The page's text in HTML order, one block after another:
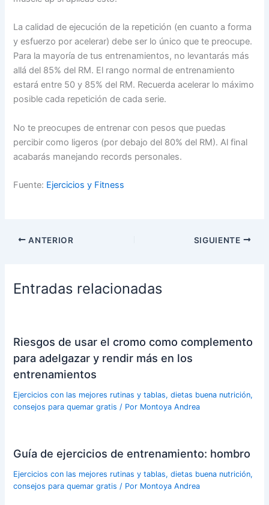
La calidad de ejecución de la repetición (en cuanto a forma
y esfuerzo por acelerar) debe ser lo único que te preocupe.
Para la mayoría de tus entrenamientos, no levantarás más
allá del 85% del RM. El rango normal de entrenamiento
estará entre 50 y 85% del RM. Recuerda acelerar lo máximo
posible cada repetición de cada serie.
No te preocupes de entrenar con pesos que puedas
percibir como ligeros (por debajo del 80% del RM). Al final
acabarás manejando records personales.
Fuente: Ejercicios y Fitness
ANTERIOR SIGUIENTE
Entradas relacionadas
Riesgos de usar el cromo como complemento
para adelgazar y rendir más en los
entrenamientos
Ejercicios con las mejores rutinas y tablas, dietas buena nutrición,
consejos para quemar gratis / Por Montoya Andrea
Guía de ejercicios de entrenamiento: hombro
Ejercicios con las mejores rutinas y tablas, dietas buena nutrición,
consejos para quemar gratis / Por Montoya Andrea